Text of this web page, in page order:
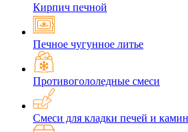
Кирпич печной
Печное чугунное литье
Противогололедные смеси
Смеси для кладки печей и